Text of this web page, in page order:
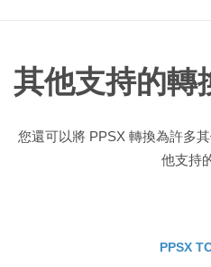
其他支持的轉
您還可以將 PPSX 轉換為許多
他支持
PPSX